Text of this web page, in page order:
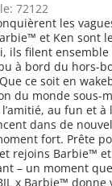
72122
les
et Ken sont
ils filent
à bord du hors-
ce soit en
du monde sous-
au fun et à
dans de
fort. Prête
rejoins Barbie™
– un moment
x Barbie™